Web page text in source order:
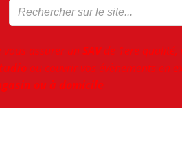
vous assurer un SAVde 1ere qualité,
ou couvrir vos évènements en
ou à domicile